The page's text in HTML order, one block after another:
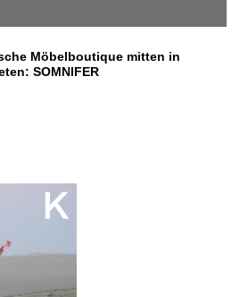
Möbelboutique mitten in
SOMNIFER